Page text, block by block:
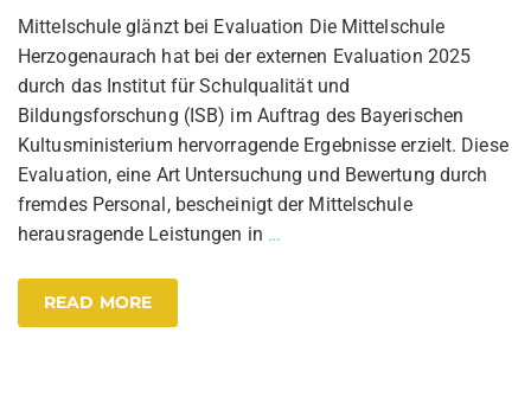
Mittelschule glänzt bei Evaluation Die Mittelschule
Herzogenaurach hat bei der externen Evaluation 2025
durch das Institut für Schulqualität und
Bildungsforschung (ISB) im Auftrag des Bayerischen
Kultusministerium hervorragende Ergebnisse erzielt. Diese
Evaluation, eine Art Untersuchung und Bewertung durch
fremdes Personal, bescheinigt der Mittelschule
herausragende Leistungen in …
READ MORE